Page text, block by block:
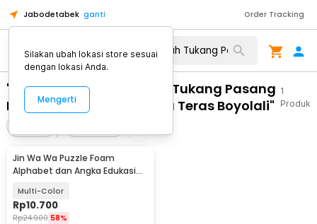
Jabodetabek ganti Order Tracking
"WA 0812 2782 5310 Upah Tukang Pasang
Plafon Warna Terpercaya Teras Boyolali"
1
Produk
Jin Wa Wa Puzzle Foam
Alphabet dan Angka Edukasi
Multi-Color
Rp10.700
Rp24.900 58%
Silakan ubah lokasi store sesuai
dengan lokasi Anda.
Mengerti